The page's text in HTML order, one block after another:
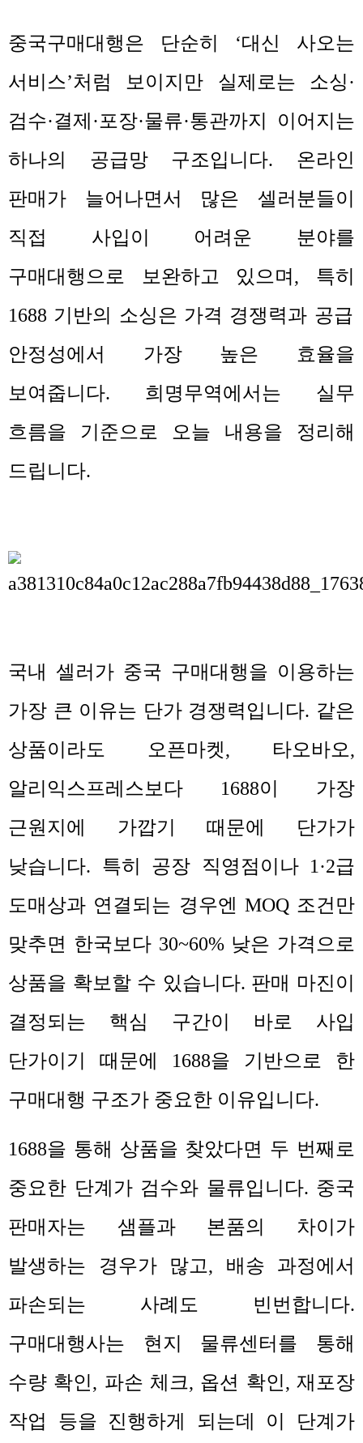
중국구매대행은 단순히 ‘대신 사오는
서비스’처럼 보이지만 실제로는 소싱·
검수·결제 ·포장·물류·통관까지 이어지는
하나의 공급망 구조입니다. 온라인
판매가 늘어나면서 많은 셀러분들이
직접 사입이 어려운 분야를
구매대행으로 보완하고 있으며, 특히
1688 기반의 소싱은 가격 경쟁력과 공급
안정성에서 가장 높은 효율을
보여줍니다. 희명무역에서는 실무
흐름을 기준으로 오늘 내용을 정리해
드립니다.
국내 셀러가 중국 구매대행을 이용하는
가장 큰 이유는 단가 경쟁력입니다. 같은
상품이라도 오픈마켓, 타오바오,
알리익스프레스보다 1688이 가장
근원지에 가깝기 때문에 단가가
낮습니다. 특히 공장 직영점이나1·2급
도매상과 연결되는 경우엔 MOQ 조건만
맞추면 한국보다30~60% 낮은 가격으로
상품을 확보할 수 있습니다. 판매 마진이
결정되는 핵심 구간이 바로 사입
단가이기 때문에
1688을 기반으로 한
구매대행 구조가 중요한 이유입니다.
1688을 통해 상품을 찾았다면 두 번째로
중요한 단계가 검수와 물류입니다. 중국
판매자는 샘플과 본품의 차이가
발생하는 경우가 많고, 배송 과정에서
파손되는 사례도 빈번합니다.
구매대행사는 현지 물류센터를 통해
수량 확인, 파손 체크, 옵션 확인,재포장
작업 등을 진행하게 되는데 이 단계가